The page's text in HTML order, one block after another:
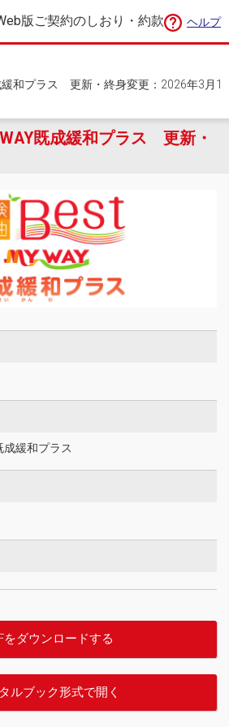
版ご契約のしおり・約款 ヘルプ
和プラス 更新・終身変更：2026年3月1
既成緩和プラス 更新・
成緩和プラス
をダウンロードする
ルブック形式で開く